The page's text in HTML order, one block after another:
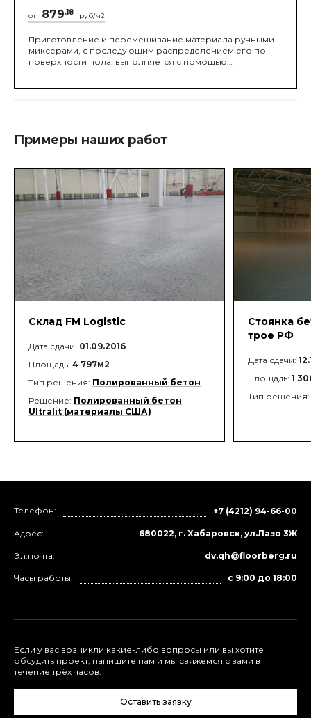
от 879.18 руб/м2
Приготовление и перемешивание материала ручными
миксерами, с последующим распределением его по
поверхности пола, выполняется с помощью
Примеры наших работ
Склад FM Logistic
Дата сдачи: 01.09.2016
Площадь: 4 797м2
Тип решения: Полированный бетон
Решение: Полированный бетон
Ultralit (материалы США)
Стоянка
трое РФ
Дата сдачи:
Площадь: 1
Тип решения:
Телефон: +7 (4212) 94-66-00
Адрес: 680022, г. Хабаровск, ул.Лазо 3Ж
Эл.почта: dv.qh@floorberg.ru
Часы работы: с 9:00 до 18:00
Если у вас возникли какие-либо вопросы или вы хотите
обсудить проект, напишите нам и мы свяжемся с вами в
течение трёх часов.
Оставить заявку